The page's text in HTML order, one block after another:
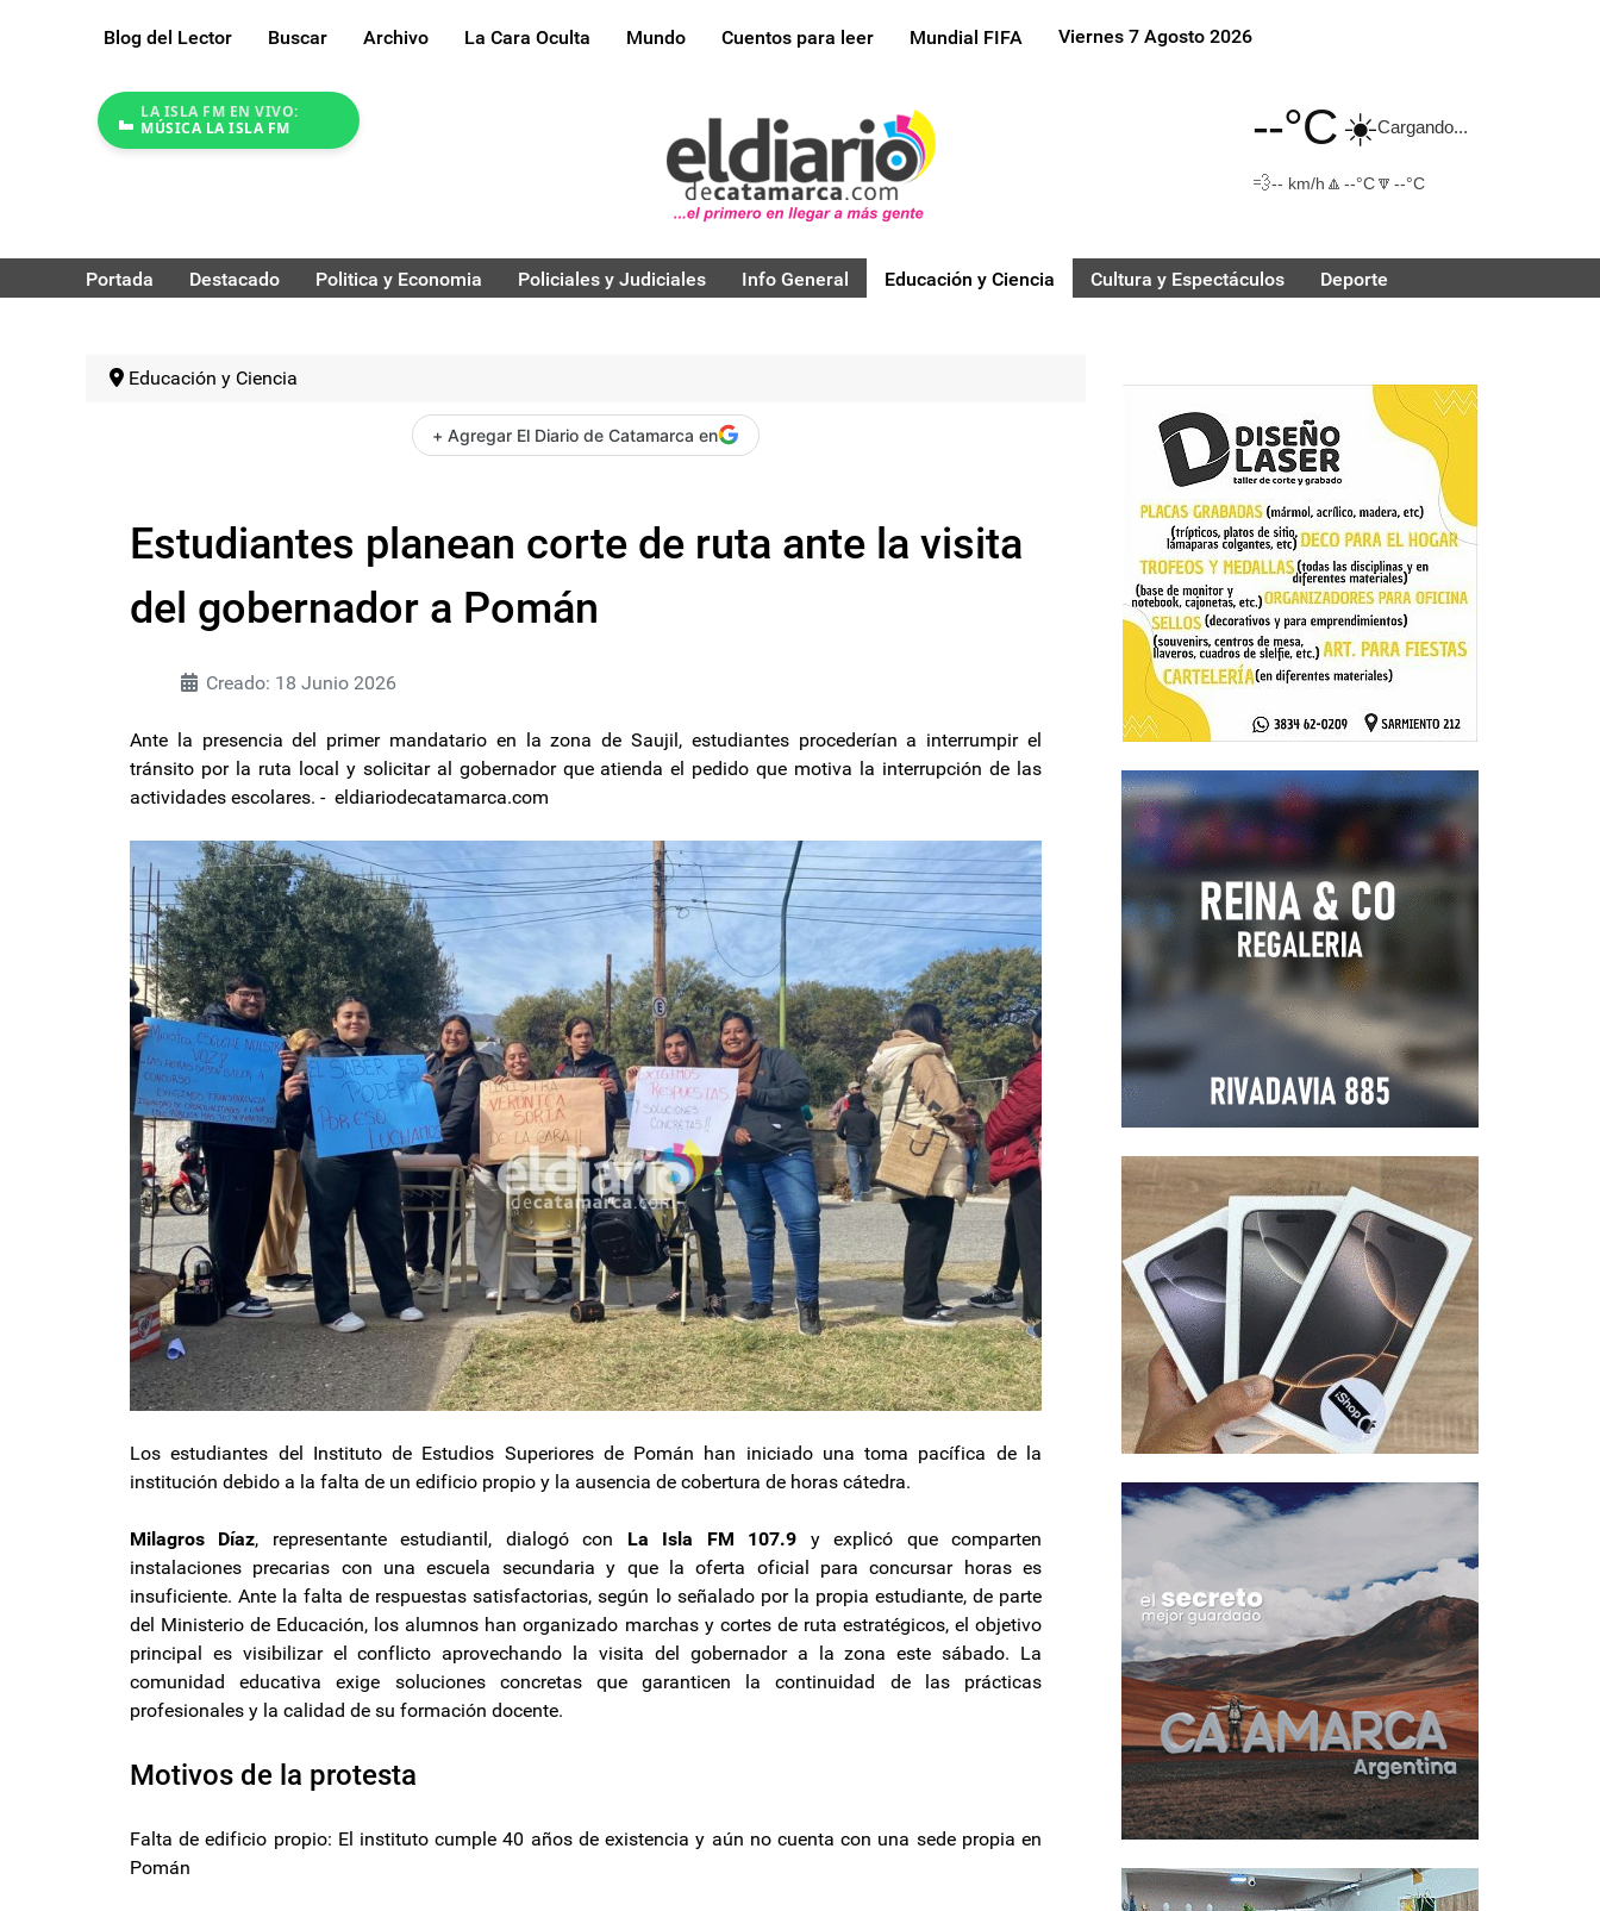
Blog del Lector Buscar Archivo La Cara Oculta Mundo Cuentos para leer Mundial FIFA Viernes 7 Agosto 2026
LA ISLA FM EN VIVO:
MÚSICA LA ISLA FM
--°C☀️Cargando...
💨-- km/h 🔼 --°C🔽 --°C
Portada Destacado Politica y Economia Policiales y Judiciales Info General Educación y Ciencia Cultura y Espectáculos Deporte
Educación y Ciencia
+ Agregar El Diario de Catamarca en
Estudiantes planean corte de ruta ante la visita
del gobernador a Pomán
Creado: 18 Junio 2026
Ante la presencia del primer mandatario en la zona de Saujil, estudiantes procederían a interrumpir el
tránsito por la ruta local y solicitar al gobernador que atienda el pedido que motiva la interrupción de las
actividades escolares. - eldiariodecatamarca.com
Los estudiantes del Instituto de Estudios Superiores de Pomán han iniciado una toma pacífica de la
institución debido a la falta de un edificio propio y la ausencia de cobertura de horas cátedra.
Milagros Díaz, representante estudiantil, dialogó con La Isla FM 107.9 y explicó que comparten
instalaciones precarias con una escuela secundaria y que la oferta oficial para concursar horas es
insuficiente. Ante la falta de respuestas satisfactorias, según lo señalado por la propia estudiante, de parte
del Ministerio de Educación, los alumnos han organizado marchas y cortes de ruta estratégicos, el objetivo
principal es visibilizar el conflicto aprovechando la visita del gobernador a la zona este sábado. La
comunidad educativa exige soluciones concretas que garanticen la continuidad de las prácticas
profesionales y la calidad de su formación docente.
Motivos de la protesta
Falta de edificio propio: El instituto cumple 40 años de existencia y aún no cuenta con una sede propia en
Pomán